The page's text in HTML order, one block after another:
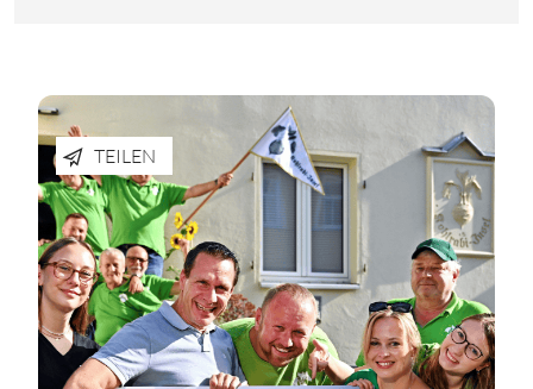
TEILEN